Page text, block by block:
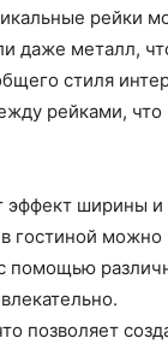
рейки
даже металл,
стиля
рейками, что
эффект ширины и
гостиной можно
с помощью
позволяет